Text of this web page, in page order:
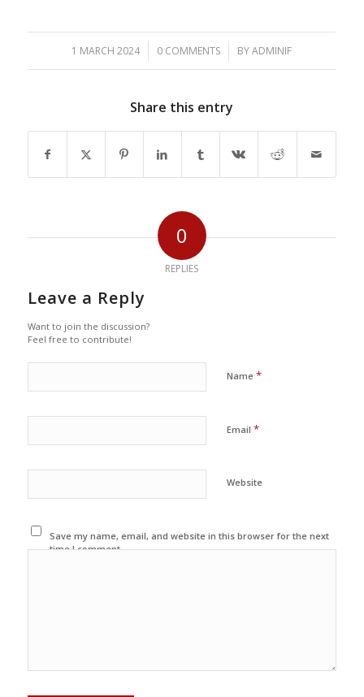
1 MARCH 2024
/ 0 COMMENTS
/ BYADMINIF
Share this entry
0
REPLIES
Leave a Reply
Want to join the discussion?
Feel free to contribute!
Name *
Email *
Website
Save my name, email, and website in this browser for the next
time I comment.